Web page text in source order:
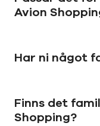
Avion
Har ni något
Finns det
Shopping?